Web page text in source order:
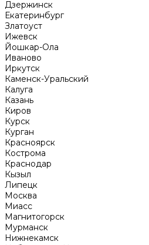
Дзержинск
Екатеринбург
Златоуст
Ижевск
Йошкар-Ола
Иваново
Иркутск
Каменск-Уральский
Калуга
Казань
Киров
Курск
Курган
Красноярск
Кострома
Краснодар
Кызыл
Липецк
Москва
Миасс
Магнитогорск
Мурманск
Нижнекамск